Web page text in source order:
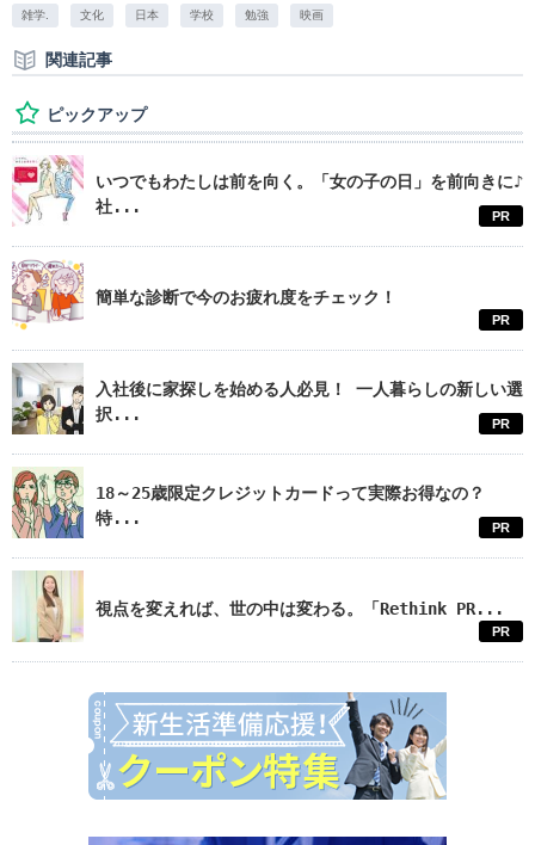
雑学. 文化 日本 学校 勉強 映画
関連記事
ピックアップ
いつでもわたしは前を向く。「女の子の日」を前向きに♪
社...
PR
簡単な診断で今のお疲れ度をチェック！
PR
入社後に家探しを始める人必見！ 一人暮らしの新しい選
択...
PR
18～25歳限定クレジットカードって実際お得なの？
特...
PR
視点を変えれば、世の中は変わる。「Rethink PR...
PR